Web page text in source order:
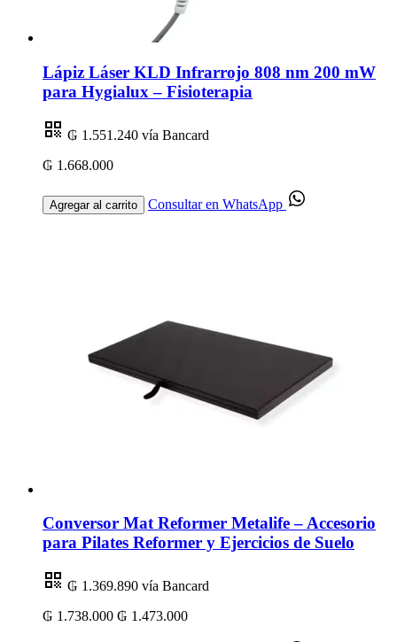
Lápiz Láser KLD Infrarrojo 808 nm 200 mW
para Hygialux – Fisioterapia
₲ 1.551.240 vía Bancard
₲ 1.668.000
Agregar al carrito Consultar en WhatsApp
Conversor Mat Reformer Metalife – Accesorio
para Pilates Reformer y Ejercicios de Suelo
₲ 1.369.890 vía Bancard
₲ 1.738.000 ₲ 1.473.000